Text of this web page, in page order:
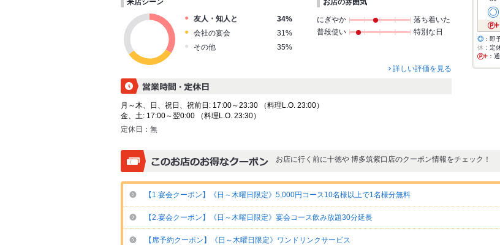
来店シーン
友人・知人と
34%
会社の宴会
31%
その他
35%
お店の雰囲気
にぎやか
落ち着いた
普段使い
特別な日
詳しい評価を見る
月～木、日、祝日、祝前日: 17:00～23:30 （料理L.O. 23:00）
金、土: 17:00～翌0:00 （料理L.O. 23:30）
定休日： 無
◎
◎ ：即
休 ：定
：
お店に行く前に十徳や 博多筑紫口店のクーポン情報をチェック！
【1.宴会クーポン】《日～木曜日限定》5,000円コース10名様以上で1名様分無料
【2.宴会クーポン】《日～木曜日限定》宴会コース飲み放題30分延長
【席予約クーポン】《日～木曜日限定》ワンドリンクサービス